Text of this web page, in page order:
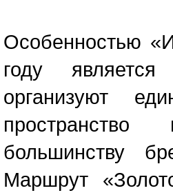
Особенностью
году
организуют
большинству
Маршрут